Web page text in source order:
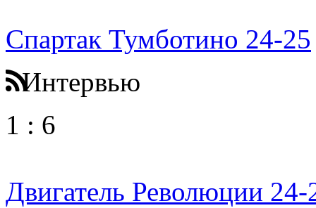
Спартак Тумботино 24-25
Интервью
1 : 6
Двигатель Революции 24-